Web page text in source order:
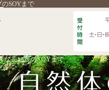
SOYまで
な三好市のSOYまで